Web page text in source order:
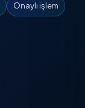
Onaylı işlem